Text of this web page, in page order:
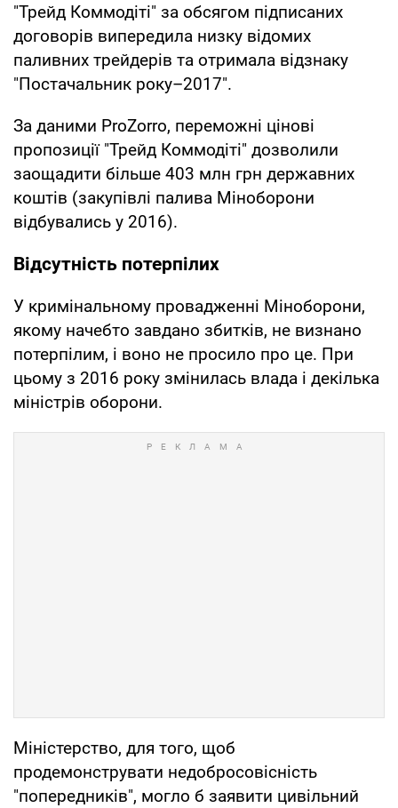
"Трейд Коммодіті" за обсягом підписаних
договорів випередила низку відомих
паливних трейдерів та отримала відзнаку
"Постачальник року–2017".
За даними ProZorro, переможні цінові
пропозиції "Трейд Коммодіті" дозволили
заощадити більше 403 млн грн державних
коштів (закупівлі палива Міноборони
відбувались у 2016).
Відсутність потерпілих
У кримінальному провадженні Міноборони,
якому начебто завдано збитків, не визнано
потерпілим, і воно не просило про це. При
цьому з 2016 року змінилась влада і декілька
міністрів оборони.
Міністерство, для того, щоб
продемонструвати недобросовісність
"попередників", могло б заявити цивільний